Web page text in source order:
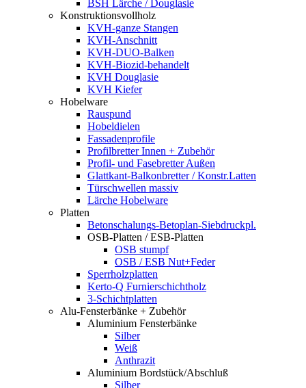
BSH Lärche / Douglasie
Konstruktionsvollholz
KVH-ganze Stangen
KVH-Anschnitt
KVH-DUO-Balken
KVH-Biozid-behandelt
KVH Douglasie
KVH Kiefer
Hobelware
Rauspund
Hobeldielen
Fassadenprofile
Profilbretter Innen + Zubehör
Profil- und Fasebretter Außen
Glattkant-Balkonbretter / Konstr.Latten
Türschwellen massiv
Lärche Hobelware
Platten
Betonschalungs-Betoplan-Siebdruckpl.
OSB-Platten / ESB-Platten
OSB stumpf
OSB / ESB Nut+Feder
Sperrholzplatten
Kerto-Q Furnierschichtholz
3-Schichtplatten
Alu-Fensterbänke + Zubehör
Aluminium Fensterbänke
Silber
Weiß
Anthrazit
Aluminium Bordstück/Abschluß
Silber